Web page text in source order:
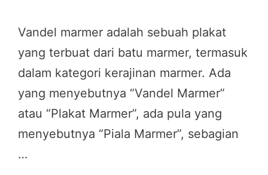
Vandel marmer adalah sebuah plakat
yang terbuat dari batu marmer, termasuk
dalam kategori kerajinan marmer. Ada
yang menyebutnya “Vandel Marmer”
atau “Plakat Marmer”, ada pula yang
menyebutnya “Piala Marmer”, sebagian
…